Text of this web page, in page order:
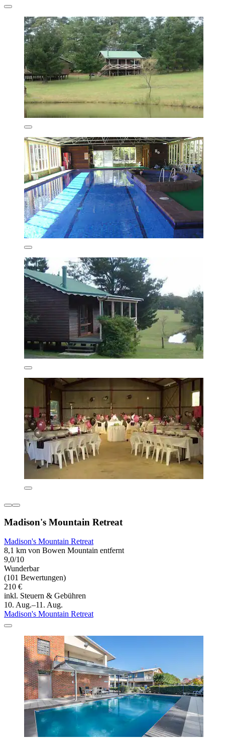
Madison's Mountain Retreat
Madison's Mountain Retreat
8,1 km von Bowen Mountain entfernt
9,0/10
Wunderbar
(101 Bewertungen)
210 €
inkl. Steuern & Gebühren
10. Aug.–11. Aug.
Madison's Mountain Retreat